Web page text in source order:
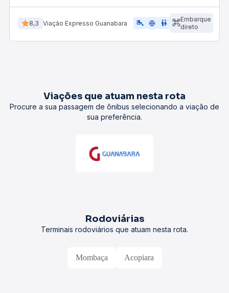
8,3 Viação Expresso Guanabara airline_seat_legroom_extra ac_unit wc
Embarque
direto
Viações que atuam nesta rota
Procure a sua passagem de ônibus selecionando a viação de
sua preferência.
Rodoviárias
Terminais rodoviários que atuam nesta rota.
Mombaça Acopiara